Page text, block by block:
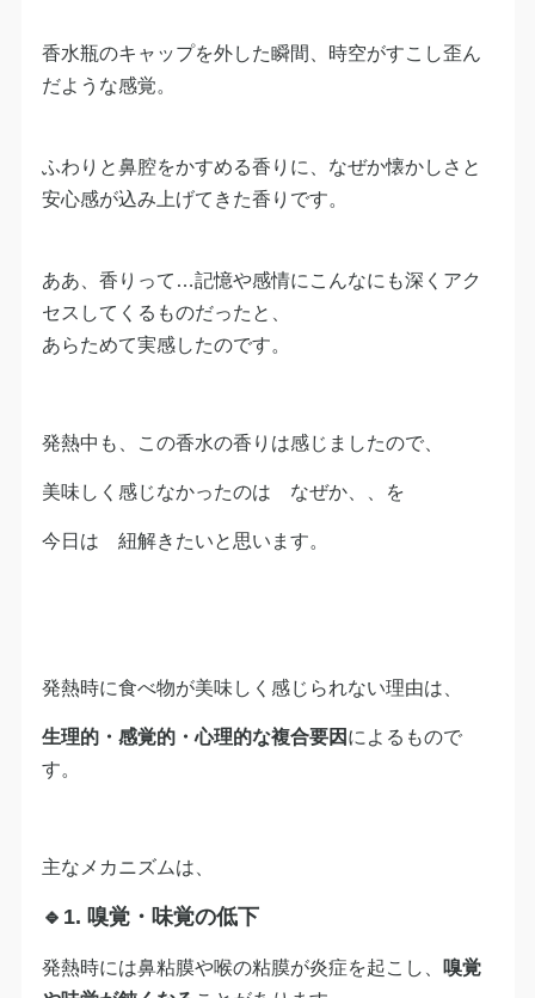
香水瓶のキャップを外した瞬間、時空がすこし歪ん
だような感覚。
ふわりと鼻腔をかすめる香りに、なぜか懐かしさと
安心感が込み上げてきた香りです。
ああ、香りって…記憶や感情にこんなにも深くアク
セスしてくるものだったと、
あらためて実感したのです。
発熱中も、この香水の香りは感じましたので、
美味しく感じなかったのは なぜか、、を
今日は 紐解きたいと思います。
発熱時に食べ物が美味しく感じられない理由は、
生理的・感覚的・心理的な複合要因 によるもので
す。
主なメカニズムは、
🔹1. 嗅覚・味覚の低下
発熱時には鼻粘膜や喉の粘膜が炎症を起こし、 嗅覚